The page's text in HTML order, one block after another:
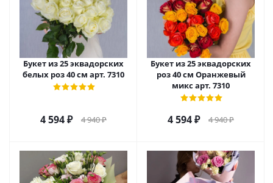
Букет из 25 эквадорских
белых роз 40 см арт. 7310
4 594₽ 4 940₽
Букет из 25 эквадорских
роз 40 см Оранжевый
микс арт. 7310
4 594₽ 4 940₽